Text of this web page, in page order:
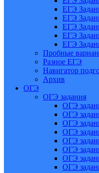
ЕГЭ
ЕГЭ
ЕГЭ
ЕГЭ
ЕГЭ
Пробные
Разное ЕГЭ
Навигатор
Архив
ОГЭ
ОГЭ задания
ОГЭ
ОГЭ
ОГЭ
ОГЭ
ОГЭ
ОГЭ
ОГЭ
ОГЭ